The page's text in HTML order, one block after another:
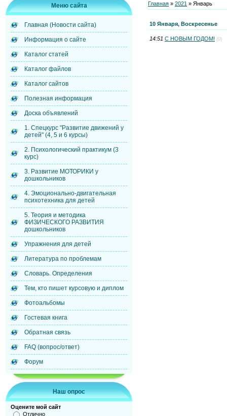
Меню сайта
Главная (Новости сайта)
Информация о сайте
Каталог статей
Каталог файлов
Каталог сайтов
Полезная информация
Доска объявлений
1. Спецкурс "Развитие движений у
детей" (4, 5 и 6 курсы)
2. Психологический практикум (3
курс)
3. Развитие МОТОРИКИ у
дошкольников
4. Эмоционально-двигательная
психотехника для детей
5. Теория и методика
ФИЗИЧЕСКОГО РАЗВИТИЯ
дошкольников
Упражнения для детей
Литература по проблемам
Словарь. Определения
Тем, кто пишет курсовую и диплом
Фотоальбомы
Гостевая книга
Обратная связь
FAQ (вопрос/ответ)
Форум
Наш опрос
Оцените мой сайт
Отлично
Главная » 2021 » Январь
10 Января, Воскресенье
14:51 С НОВЫМ ГОДОМ! (0)